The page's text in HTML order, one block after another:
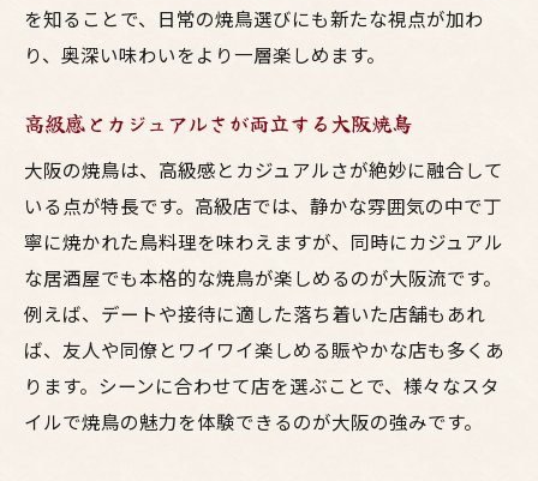
を知ることで、日常の焼鳥選びにも新たな視点が加わ
り、奥深い味わいをより一層楽しめます。
高級感とカジュアルさが両立する大阪焼鳥
大阪の焼鳥は、高級感とカジュアルさが絶妙に融合して
いる点が特長です。高級店では、静かな雰囲気の中で丁
寧に焼かれた鳥料理を味わえますが、同時にカジュアル
な居酒屋でも本格的な焼鳥が楽しめるのが大阪流です。
例えば、デートや接待に適した落ち着いた店舗もあれ
ば、友人や同僚とワイワイ楽しめる賑やかな店も多くあ
ります。シーンに合わせて店を選ぶことで、様々なスタ
イルで焼鳥の魅力を体験できるのが大阪の強みです。